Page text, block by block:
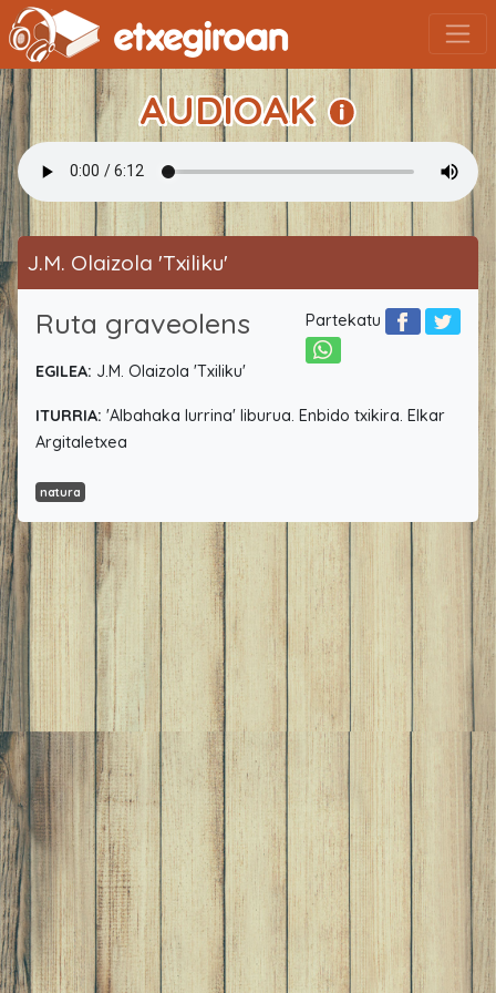
AUDIOAK
J.M. Olaizola 'Txiliku'
Partekatu
Ruta graveolens
EGILEA: J.M. Olaizola 'Txiliku'
ITURRIA: 'Albahaka lurrina' liburua. Enbido txikira. Elkar
Argitaletxea
natura